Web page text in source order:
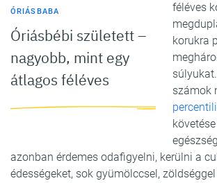
ÓRIÁSBABA
Óriásbébi született –
nagyobb, mint egy
átlagos féléves
féléves
korukra
számok
azonban érdemes odafigyelni, kerülni a
édességeket, sok gyümölccsel,